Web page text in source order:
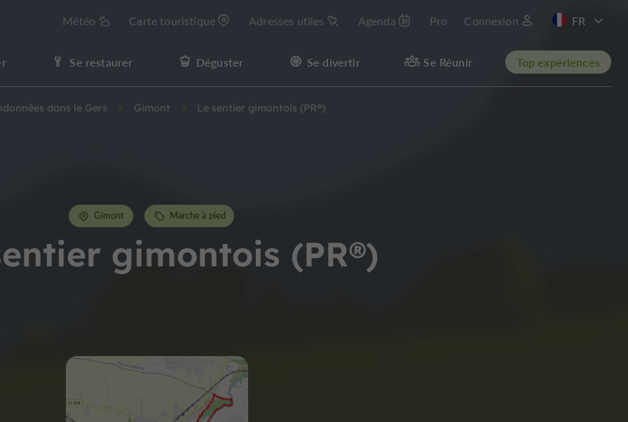
Météo Carte touristique Adresses utiles Agenda Pro Connexion
EN
Se restaurer Déguster Se divertir Se Réunir Top expériences
dans le Gers Gimont Le sentier gimontois (PR®)
gimontois (PR®)
Gimont Marche à pied